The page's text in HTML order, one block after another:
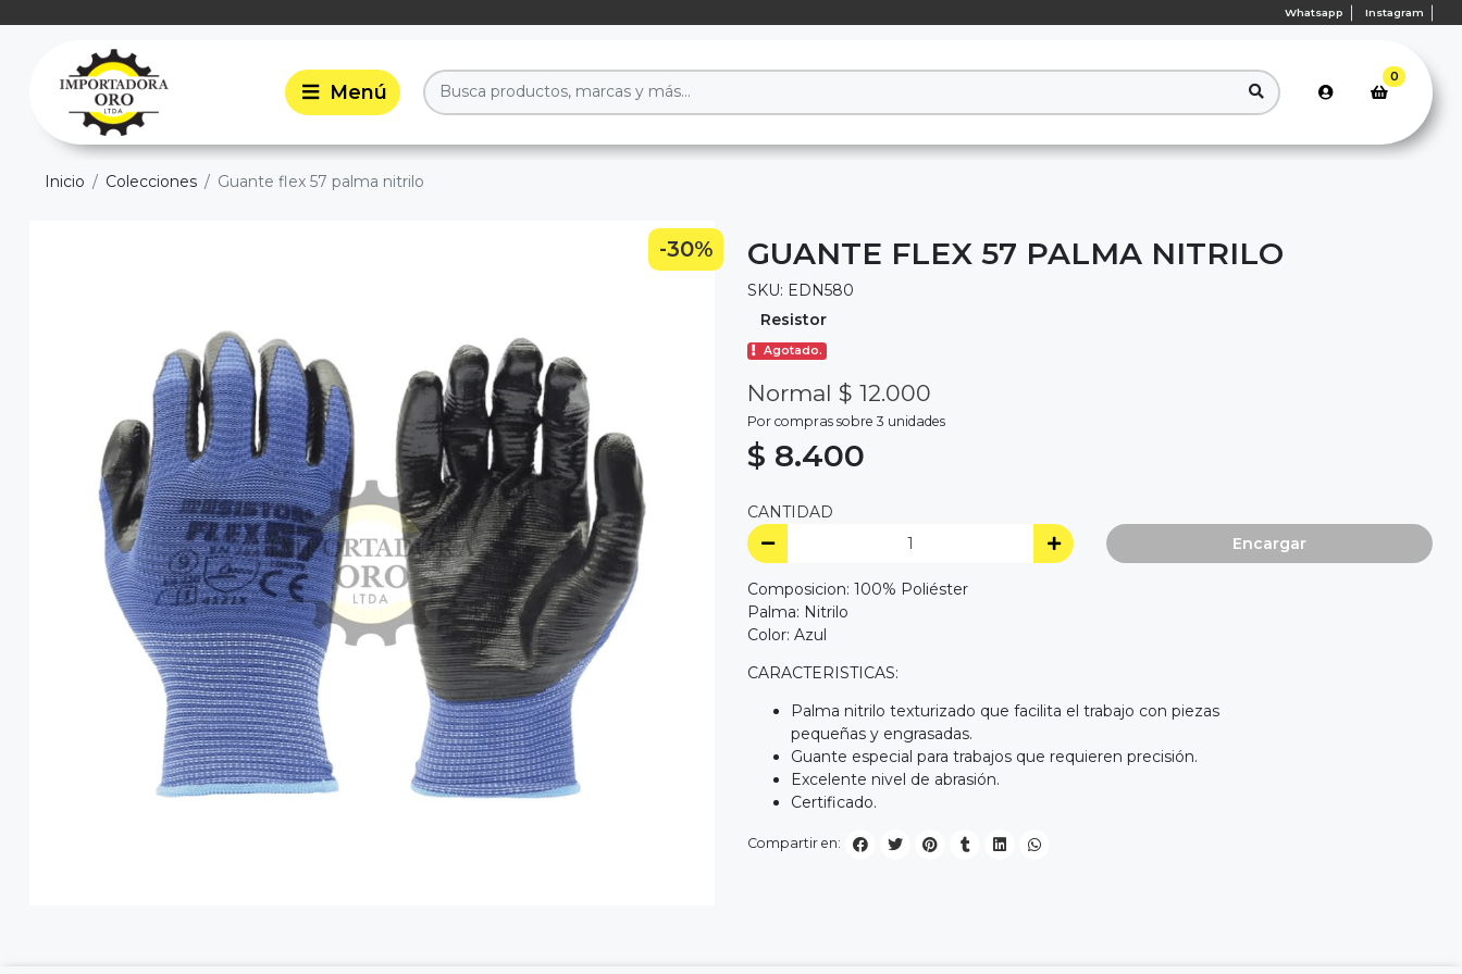
Whatsapp Instagram
0
Inicio Colecciones Guante flex 57 palma nitrilo
-30% GUANTE FLEX 57 PALMA NITRILO
SKU: EDN580
Resistor
Agotado.
Normal $ 12.000
Por compras sobre 3 unidades
$ 8.400
CANTIDAD
Encargar
Composicion: 100% Poliéster
Palma: Nitrilo
Color: Azul
CARACTERISTICAS:
Palma nitrilo texturizado que facilita el trabajo con piezas
pequeñas y engrasadas.
Guante especial para trabajos que requieren precisión.
Excelente nivel de abrasión.
Certificado.
Compartir en: